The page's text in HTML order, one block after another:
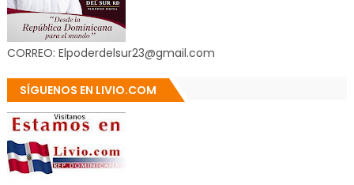
CORREO: Elpoderdelsur23@gmail.com
SÍGUENOS EN LIVIO.COM